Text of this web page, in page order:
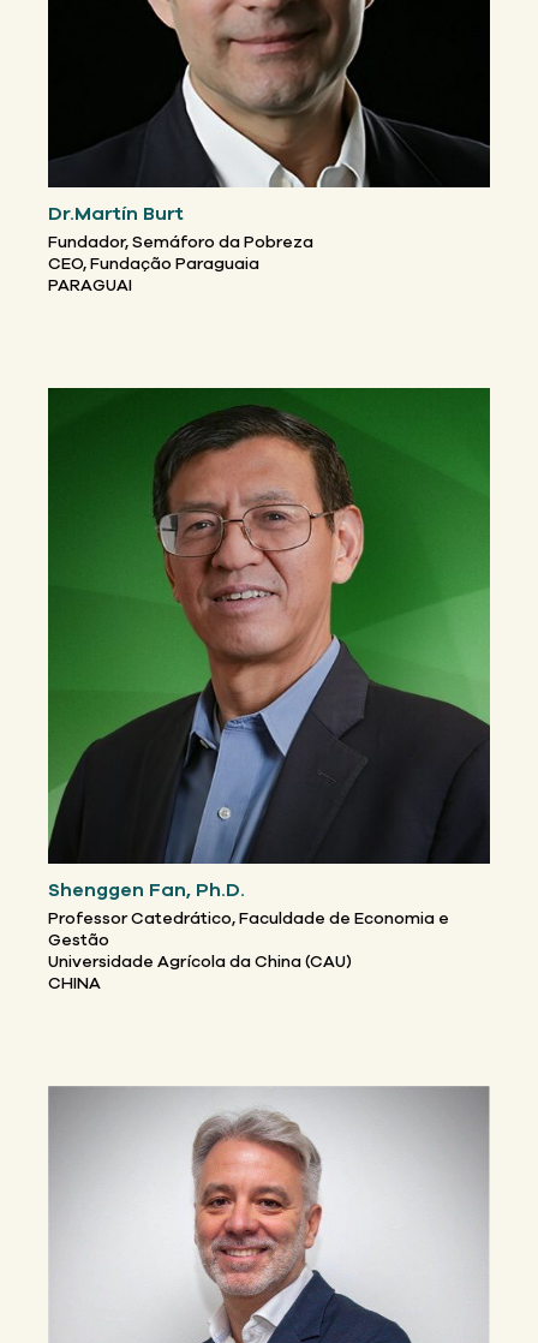
Dr.Martín Burt
Fundador, Semáforo da Pobreza
CEO, Fundação Paraguaia
PARAGUAI
Shenggen Fan, Ph.D.
Professor Catedrático, Faculdade de Economia e
Gestão
Universidade Agrícola da China (CAU)
CHINA